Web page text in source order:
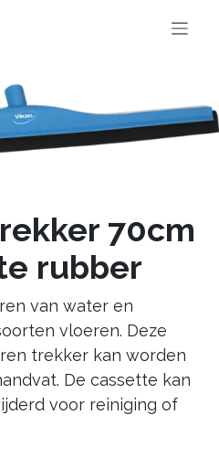
70cm
rubber
van water en
vloeren. Deze
trekker kan worden
De cassette kan
voor reiniging of